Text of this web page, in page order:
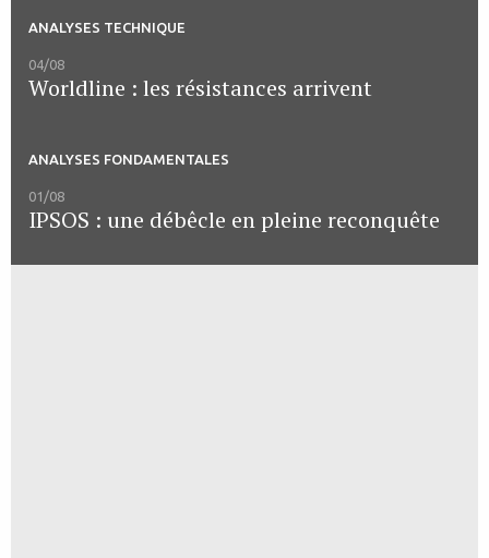
ANALYSES TECHNIQUE
04/08
Worldline : les résistances arrivent
ANALYSES FONDAMENTALES
01/08
IPSOS : une débêcle en pleine reconquête